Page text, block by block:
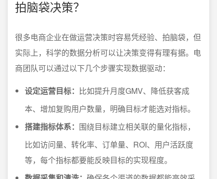
拍脑袋决策？
很多电商企业在做运营决策时容易凭经验、拍脑袋，但
实际上，科学的数据分析可以让决策变得有理有据。电
商团队可以通过以下几个步骤实现数据驱动：
设定运营目标： 比如提升月度GMV、降低获客成
本、增加复购用户数量，明确目标才能选对指标。
搭建指标体系： 围绕目标建立相关联的量化指标，
比如访问量、转化率、订单量、ROI、用户活跃度
等，每个指标都要能反映目标的实现程度。